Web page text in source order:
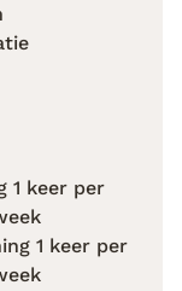
1 keer per
1 keer per